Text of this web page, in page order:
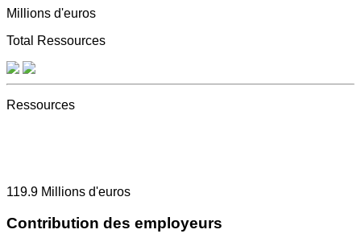
Millions d'euros
Total Ressources
Ressources
119.9 Millions d'euros
Contribution des employeurs